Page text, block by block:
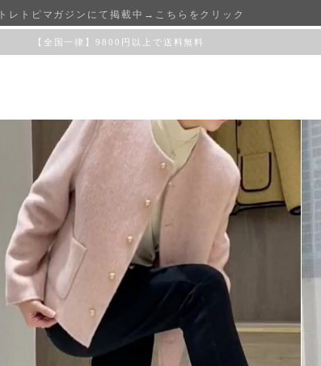
トレトピマガジンにて掲載中→こちらをクリック
【全国一律】9800円以上で送料無料